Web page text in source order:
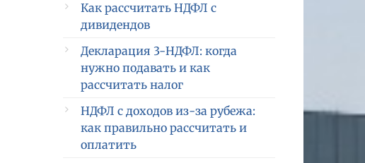
Как рассчитать НДФЛ с
дивидендов
Декларация 3-НДФЛ: когда
нужно подавать и как
рассчитать налог
НДФЛ с доходов из-за рубежа:
как правильно рассчитать и
оплатить